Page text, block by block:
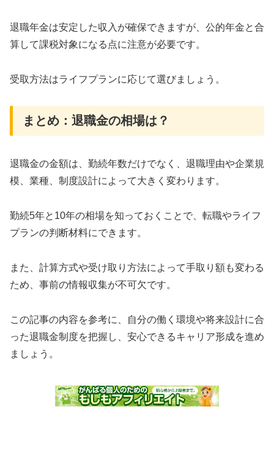
退職年金は安定した収入が確保できますが、公的年金と合
算して課税対象になる点に注意が必要です。
受取方法はライフプランに応じて選びましょう。
まとめ：退職金の相場は？
退職金の金額は、勤続年数だけでなく、退職理由や企業規
模、業種、制度設計によって大きく変わります。
勤続5年と10年の相場を知っておくことで、転職やライフ
プランの判断材料にできます。
また、計算方式や受け取り方法によって手取り額も変わる
ため、事前の情報収集が不可欠です。
この記事の内容を参考に、自分の働く環境や将来設計に合
った退職金制度を把握し、安心できるキャリア形成を進め
ましょう。